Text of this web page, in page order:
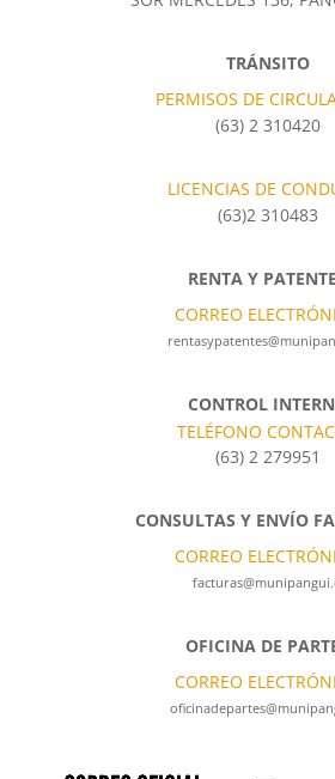
TRÁNSITO
PERMISOS DE
(63) 2 310420
LICENCIAS DE
(63)2 310483
RENTA Y
CORREO
CONTROL
TELÉFONO
(63) 2 279951
CONSULTAS Y ENVÍO
CORREO
OFICINA DE
CORREO